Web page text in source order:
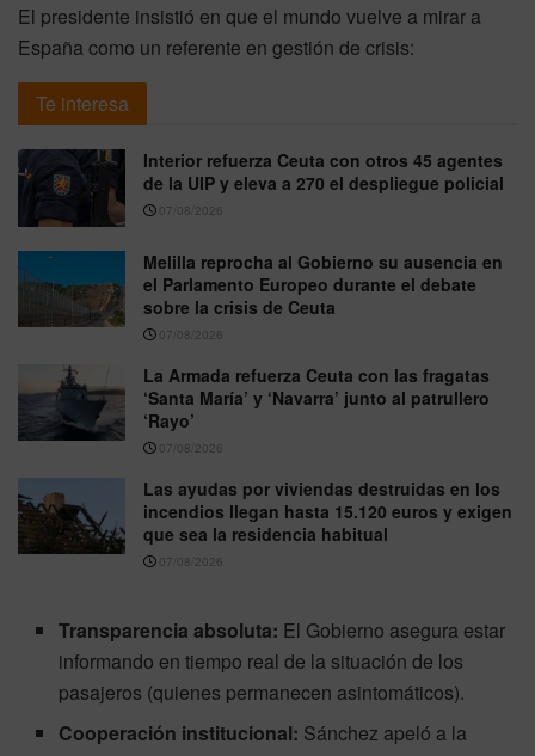
El presidente insistió en que el mundo vuelve a mirar a
España como un referente en gestión de crisis:
Te interesa
Interior refuerza Ceuta con otros 45 agentes
de la UIP y eleva a 270 el despliegue policial
07/08/2026
Melilla reprocha al Gobierno su ausencia en
el Parlamento Europeo durante el debate
sobre la crisis de Ceuta
07/08/2026
La Armada refuerza Ceuta con las fragatas
‘Santa María’ y ‘Navarra’ junto al patrullero
‘Rayo’
07/08/2026
Las ayudas por viviendas destruidas en los
incendios llegan hasta 15.120 euros y exigen
que sea la residencia habitual
07/08/2026
Transparencia absoluta: El Gobierno asegura estar
informando en tiempo real de la situación de los
pasajeros (quienes permanecen asintomáticos).
Cooperación institucional: Sánchez apeló a la